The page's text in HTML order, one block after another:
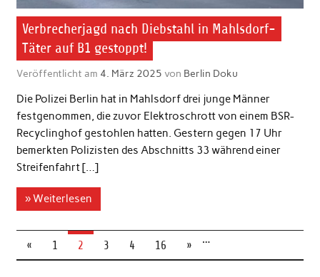
Verbrecherjagd nach Diebstahl in Mahlsdorf-
Täter auf B1 gestoppt!
Veröffentlicht am 4. März 2025 von Berlin Doku
Die Polizei Berlin hat in Mahlsdorf drei junge Männer
festgenommen, die zuvor Elektroschrott von einem BSR-
Recyclinghof gestohlen hatten. Gestern gegen 17 Uhr
bemerkten Polizisten des Abschnitts 33 während einer
Streifenfahrt […]
» Weiterlesen
« 1 2 3 4 …
16 »